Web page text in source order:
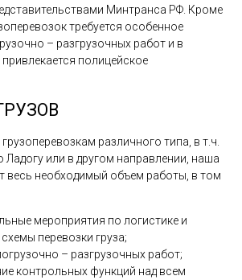
Минтранса РФ. Кроме
требуется особенное
– разгрузочных работ и в
полицейское
различного типа, в т.ч.
или в другом направлении, наша
весь необходимый объем работы, в том
мероприятия по логистике и
перевозки груза;
– разгрузочных работ;
контрольных функций над всем